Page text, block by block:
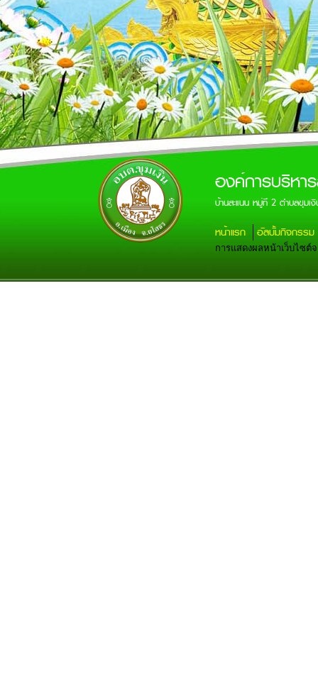
องค์การบริหา
บ้านสะแนน หมู่ที่ 2 ตำบลขุมเ
หน้าแรก อัลบั้มกิจกรรม
การแสดงผลหน้าเว็บไซต์